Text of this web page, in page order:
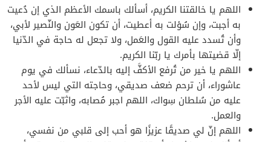
اللهم يا خالقتنا الكريم، أسألك باسمك الأعظم الذي إن دُعيت
به أجبت، وإن سُؤلت به أعطيت، أن تكون العَون والنّصير لأبي،
وأن تُسدد عليه القول والعَمل، ولا تجعل له حاجة في الدّنيا
إلّا قضيتها بأمرك يا ربّنا الكريم.
اللهم يا خير من تُرفع الأكفَّ إليه بالدّعاء، نسألك في يوم
عاشوراء، أن ترحم ضعف صديقي، وحاجته التي ليس لأحد
عليه من سُلطان سِواك، اللهم اجبر مُصابه، واثبّت عليه الأجر
والعمل.
اللهم إنّ لي صديقًا عزيزًا هو أحب إلى قلبي من نفسي،